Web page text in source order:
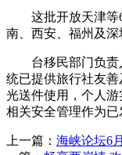
这批开放天津等6
南、西安、福州及深
台移民部门负责
统已提供旅行社友
光送件使用，个人
相关安全管理作为已
上一篇： 海峡论坛6